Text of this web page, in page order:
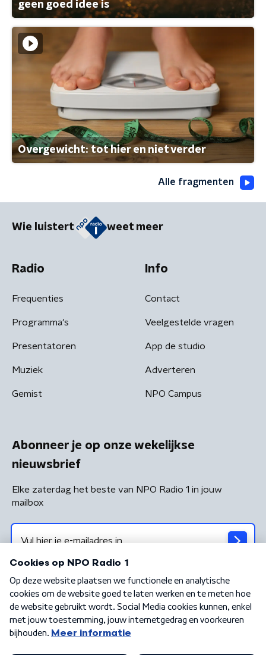
geen goed idee is
Overgewicht: tot hier en niet verder
Alle fragmenten
Wie luistert weet meer
Radio
Frequenties
Programma's
Presentatoren
Muziek
Gemist
Info
Contact
Veelgestelde vragen
App de studio
Adverteren
NPO Campus
Abonneer je op onze wekelijkse
nieuwsbrief
Elke zaterdag het beste van NPO Radio 1 in jouw
mailbox
Algemene voorwaarden